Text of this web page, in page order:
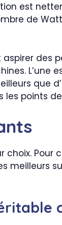
est
de
des
L’une
que
les points
Pour